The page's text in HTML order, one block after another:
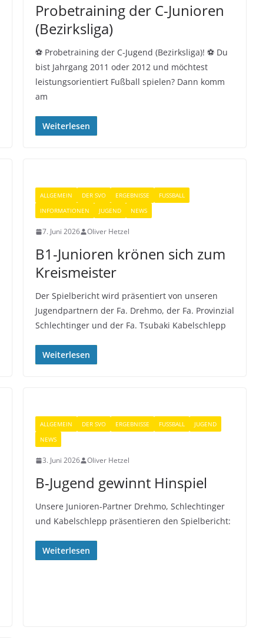
Probetraining der C-Junioren
(Bezirksliga)
⚽️ Probetraining der C-Jugend (Bezirksliga)! ⚽️ Du
bist Jahrgang 2011 oder 2012 und möchtest
leistungsorientiert Fußball spielen? Dann komm
am
Weiterlesen
ALLGEMEIN DER SVO ERGEBNISSE
FUSSBALL
INFORMATIONEN
JUGEND NEWS
7. Juni 2026 Oliver Hetzel
B1-Junioren krönen sich zum
Kreismeister
Der Spielbericht wird präsentiert von unseren
Jugendpartnern der Fa. Drehmo, der Fa. Provinzial
Schlechtinger und der Fa. Tsubaki Kabelschlepp
Weiterlesen
ALLGEMEIN DER SVO ERGEBNISSE FUSSBALL
JUGEND
NEWS
3. Juni 2026 Oliver Hetzel
B-Jugend gewinnt Hinspiel
Unsere Junioren-Partner Drehmo, Schlechtinger
und Kabelschlepp präsentieren den Spielbericht:
Weiterlesen